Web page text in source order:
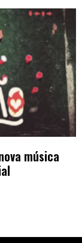
música